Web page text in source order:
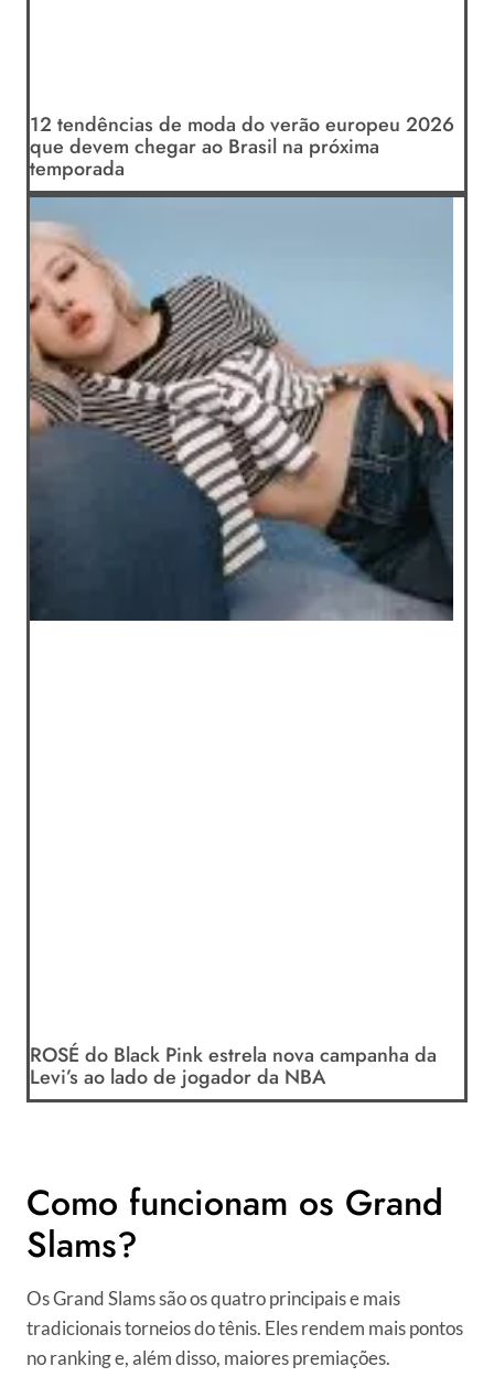
12 tendências de moda do verão europeu 2026
que devem chegar ao Brasil na próxima
temporada
ROSÉ do Black Pink estrela nova campanha da
Levi’s ao lado de jogador da NBA
Como funcionam os Grand
Slams?
Os Grand Slams são os quatro principais e mais
tradicionais torneios do tênis. Eles rendem mais pontos
no ranking e, além disso, maiores premiações.